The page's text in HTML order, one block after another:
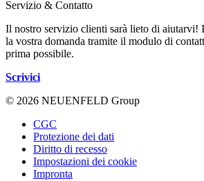
Servizio & Contatto
Il nostro servizio clienti sarà lieto di aiutarvi!
la vostra domanda tramite il modulo di
prima possibile.
Scrivici
© 2026 NEUENFELD Group
CGC
Protezione dei dati
Diritto di recesso
Impostazioni dei cookie
Impronta